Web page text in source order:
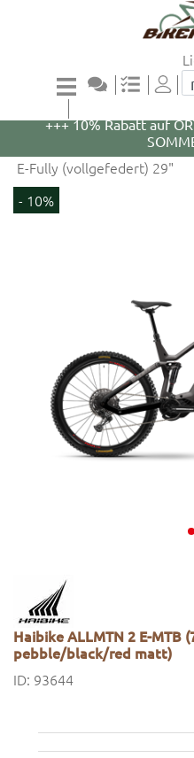
+++ 5% Rabatt auf
+++ 10% Rabatt auf
E-Fully (vollgefedert) 29"
- 10%
Haibike ALLMTN 2 E-MTB
pebble/black/red matt)
ID: 93644